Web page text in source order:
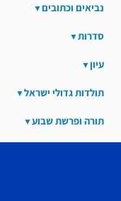
נביאים וכתובים
סדרות
עיון
תולדות גדולי ישראל
תורה ופרשת שבוע